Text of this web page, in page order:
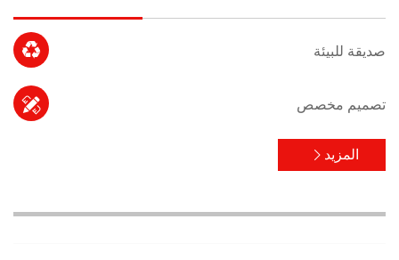
 صديقة للبيئة
 تصميم مخصص
المزيد 